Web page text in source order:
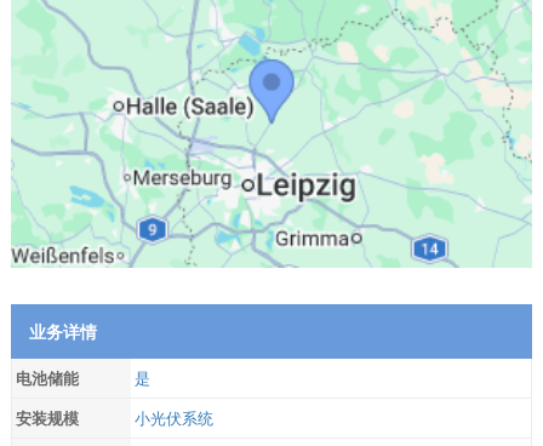
业务详情
电池储能
是
安装规模
小光伏系统